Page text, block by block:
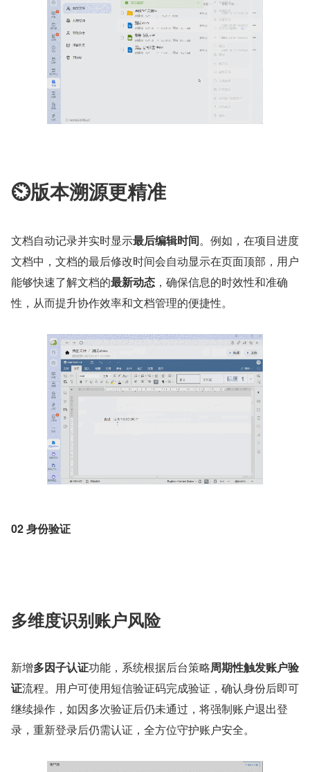
⏲版本溯源更精准
文档自动记录并实时显示最后编辑时间。例如，在项目进度
文档中，文档的最后修改时间会自动显示在页面顶部，用户
能够快速了解文档的最新动态 ，确保信息的时效性和准确
性，从而提升协作效率和文档管理的便捷性。
02 身份验证
多维度识别账户风险
新增多因子认证功能，系统根据后台策略周期性触发账户验
证流程。用户可使用短信验证码完成验证，确认身份后即可
继续操作，如因多次验证后仍未通过，将强制账户退出登
录，重新登录后仍需认证，全方位守护账户安全。